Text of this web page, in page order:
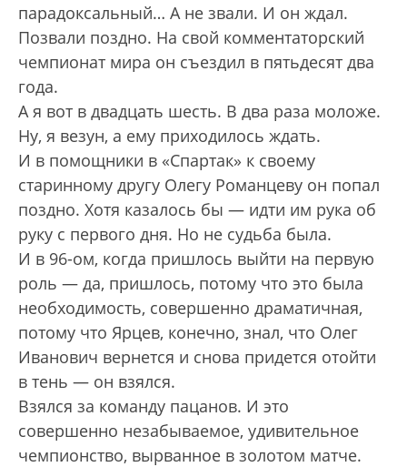
парадоксальный… А не звали. И он ждал.
Позвали поздно. На свой комментаторский
чемпионат мира он съездил в пятьдесят два
года.
А я вот в двадцать шесть. В два раза моложе.
Ну, я везун, а ему приходилось ждать.
И в помощники в «Спартак» к своему
старинному другу Олегу Романцеву он попал
поздно. Хотя казалось бы — идти им рука об
руку с первого дня. Но не судьба была.
И в 96-ом, когда пришлось выйти на первую
роль — да, пришлось, потому что это была
необходимость, совершенно драматичная,
потому что Ярцев, конечно, знал, что Олег
Иванович вернется и снова придется отойти
в тень — он взялся.
Взялся за команду пацанов. И это
совершенно незабываемое, удивительное
чемпионство, вырванное в золотом матче.